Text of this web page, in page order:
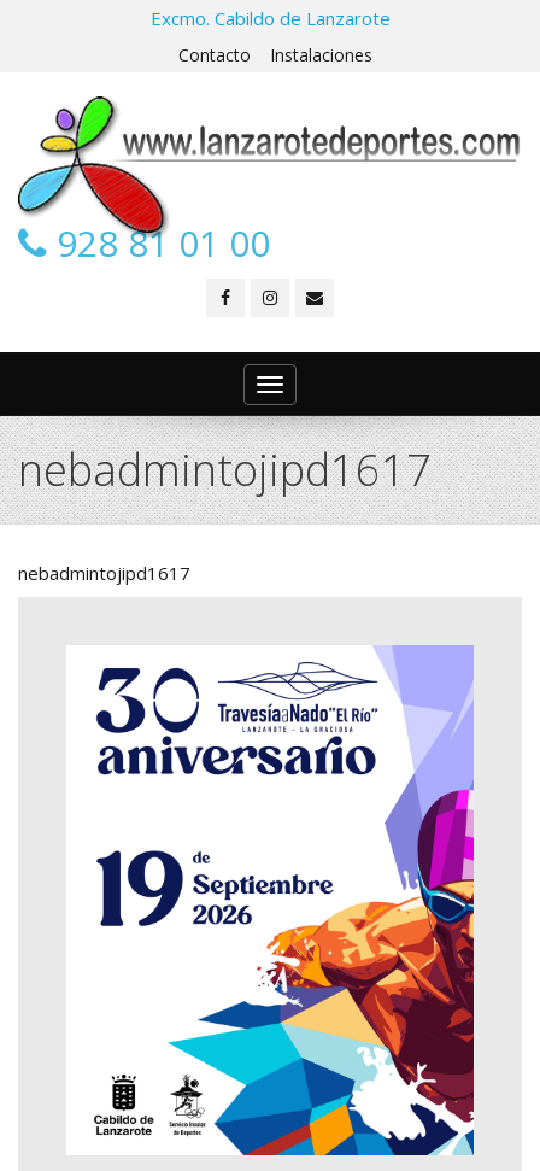
Excmo. Cabildo de Lanzarote
Contacto Instalaciones
928 81 01 00
Toggle
navigation
nebadmintojipd1617
nebadmintojipd1617